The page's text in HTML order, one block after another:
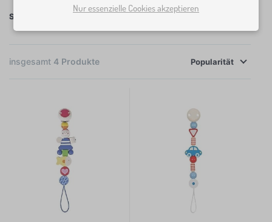
Zähnen eine große Linderung sein können. Ein guter
auch im Kühlschrank gekühlt werden, denn die Kühle
süße Flussigkeiten, denn das knnte die Kariesbildung
unterstützen.
Suche innerhalb des filters
Schnuller
insgesamt 4 Produkte
Popularität
Nur essenzielle Cookies akzeptieren